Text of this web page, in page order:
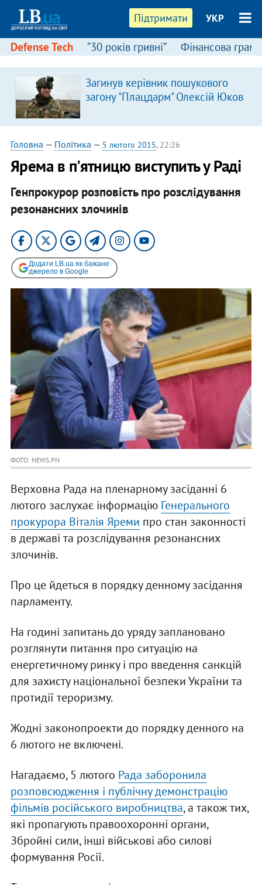
Підтримати УКР
Defense Tech “30 років гривні” Фінансова
Загинув керівник пошукового
загону "Плацдарм" Олексій Юков
Головна — Політика — 5 лютого 2015, 22:26
Ярема в п'ятницю виступить у Раді
Генпрокурор розповість про розслідування
резонансних злочинів
Додати LB.ua як бажане
джерело в Google
ФОТО: NEWS.PN
Верховна Рада на пленарному засіданні 6
лютого заслухає інформацію Генерального
прокурора Віталія Яреми про стан законності
в державі та розслідування резонансних
злочинів.
Про це йдеться в порядку денному засідання
парламенту.
На годині запитань до уряду заплановано
розглянути питання про ситуацію на
енергетичному ринку і про введення санкцій
для захисту національної безпеки України та
протидії тероризму.
Жодні законопроекти до порядку денного на
6 лютого не включені.
Нагадаємо, 5 лютого Рада заборонила
розповсюдження і публічну демонстрацію
фільмів російського виробництва, а також тих,
які пропагують правоохоронні органи,
Збройні сили, інші військові або силові
формування Росії.